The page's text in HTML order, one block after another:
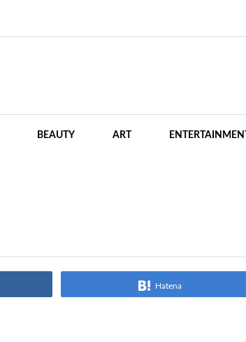
BEAUTY ART ENTERTAINMENT
Hatena